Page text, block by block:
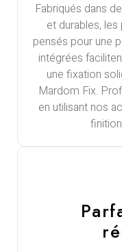
Fabriqués dans
et durables,
pensés pour une
intégrées
une fixation
Mardom Fix.
en utilisant nos